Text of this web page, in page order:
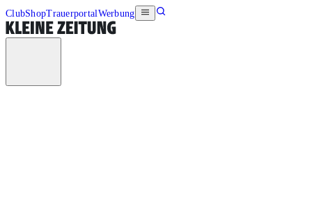
ClubShopTrauerportalWerbung